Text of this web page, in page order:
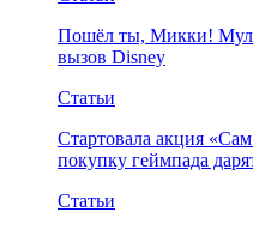
Пошёл ты, Микки!
вызов Disney
Статьи
Стартовала акция
покупку геймпада
Статьи